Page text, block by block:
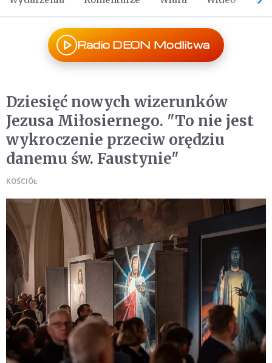
Radio DEON Modlitwa
Dziesięć nowych wizerunków
Jezusa Miłosiernego. "To nie jest
wykroczenie przeciw orędziu
danemu św. Faustynie"
KOŚCIÓŁ